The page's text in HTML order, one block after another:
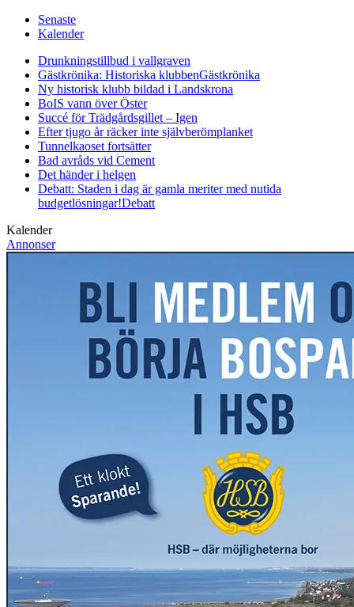
Senaste
Kalender
Drunkningstillbud i vallgraven
Gästkrönika: Historiska klubbenGästkrönika
Ny historisk klubb bildad i Landskrona
BoIS vann över Öster
Succé för Trädgårdsgillet – Igen
Efter tjugo år räcker inte självberömplanket
Tunnelkaoset fortsätter
Bad avråds vid Cement
Det händer i helgen
Debatt: Staden i dag är gamla meriter med nutida
budgetlösningar!Debatt
Kalender
Annonser